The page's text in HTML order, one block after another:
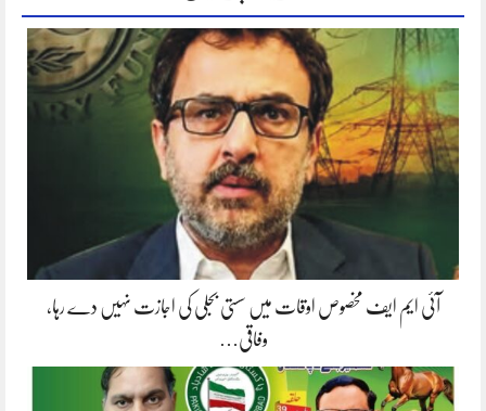
آئی ایم ایف مخصوص اوقات میں سستی بجلی کی اجازت نہیں دے رہا،
وفاقی…